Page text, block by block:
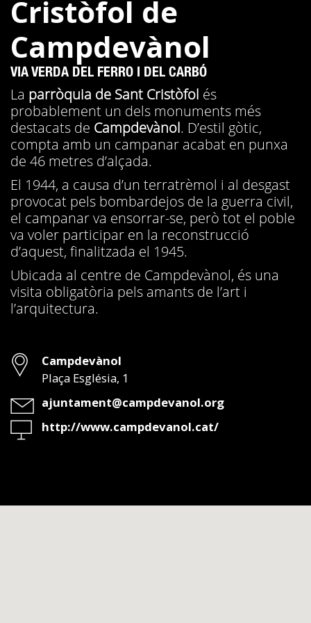
Cristòfol de
Campdevànol
VIA VERDA DEL FERRO I DEL CARBÓ
La parròquia de Sant Cristòfol és
probablement un dels monuments més
destacats de Campdevànol. D’estil gòtic,
compta amb un campanar acabat en punxa
de 46 metres d’alçada.
El 1944, a causa d’un terratrèmol i al desgast
provocat pels bombardejos de la guerra civil,
el campanar va ensorrar-se, però tot el poble
va voler participar en la reconstrucció
d’aquest, finalitzada el 1945.
Ubicada al centre de Campdevànol, és una
visita obligatòria pels amants de l’art i
l’arquitectura.
Adreça
Campdevànol
Plaça Església, 1
Email
ajuntament@campdevanol.org
Web
http://www.campdevanol.cat/